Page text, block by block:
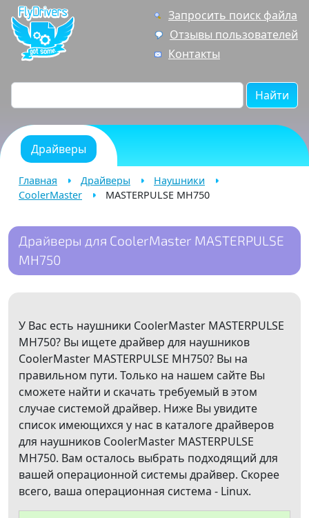
Запросить поиск файла
Отзывы пользователей
Контакты
Найти
Драйверы
Главная Драйверы
Наушники
CoolerMaster
MASTERPULSE MH750
Драйверы для CoolerMaster MASTERPULSE
MH750
У Вас есть наушники CoolerMaster MASTERPULSE
MH750? Вы ищете драйвер для наушников
CoolerMaster MASTERPULSE MH750? Вы на
правильном пути. Только на нашем сайте Вы
сможете найти и скачать требуемый в этом
случае системой драйвер. Ниже Вы увидите
список имеющихся у нас в каталоге драйверов
для наушников CoolerMaster MASTERPULSE
MH750. Вам осталось выбрать подходящий для
вашей операционной системы драйвер. Скорее
всего, ваша операционная система - Linux.